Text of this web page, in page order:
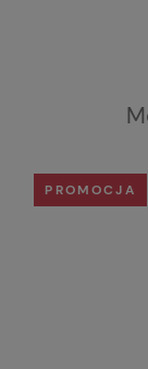
PROMOCJA